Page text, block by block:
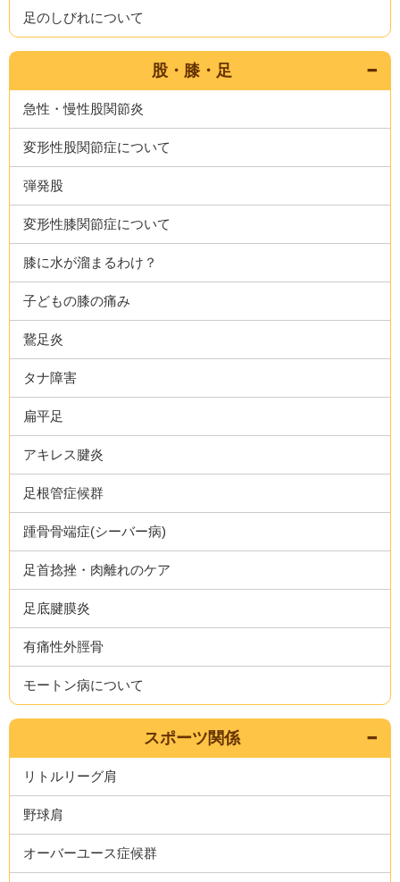
足のしびれについて
股・膝・足
急性・慢性股関節炎
変形性股関節症について
弾発股
変形性膝関節症について
膝に水が溜まるわけ？
子どもの膝の痛み
鵞足炎
タナ障害
扁平足
アキレス腱炎
足根管症候群
踵骨骨端症(シーバー病)
足首捻挫・肉離れのケア
足底腱膜炎
有痛性外脛骨
モートン病について
スポーツ関係
リトルリーグ肩
野球肩
オーバーユース症候群